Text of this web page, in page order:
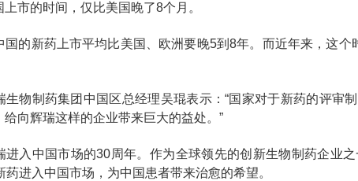
市的时间，仅比美国晚了8个月。
国的新药上市平均比美国、欧洲要晚5到8年。而近年来，这个
生物制药集团中国区总经理吴琨表示：“国家对于新药的评审
给向辉瑞这样的企业带来巨大的益处。”
进入中国市场的30周年。作为全球领先的创新生物制药企业
药进入中国市场，为中国患者带来治愈的希望。